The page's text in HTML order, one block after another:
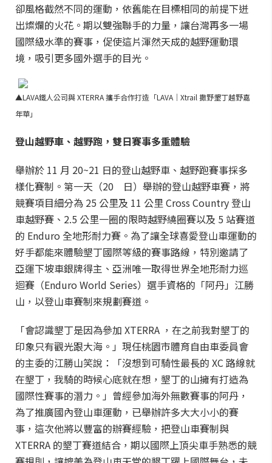
卻風格截然不同的運動，依舊能在目標相同的前提下迸
出燦爛的火花。期以雙強聯手的力量，讓台灣再多一場
國際級水準的賽事，促使這片渾然天成的越野運動環
境，吸引更多國外選手的目光。
▲LAVA鐵人公司與 XTERRA 攜手合作打造「LAVA｜Xtrail 撒野墾丁越野嘉
年華」
登山越野車、越野跑，雙日賽事多重體驗
舉辦於 11 月 20~21 日的登山越野車、越野跑賽事採多
樣化賽制。第一天（20 日）舉辦的登山越野車賽，將
競賽項目細分為 25 公里及 11 公里 Cross Country 登山
車越野賽、2.5 公里一圈的限時越野繞圈賽以及 5 站賽道
的 Enduro 全地形耐力賽。為了讓全球喜愛登山車運動的
好手都能來體驗墾丁國際等級的賽事路線，特別邀請了
亞運下坡車銀牌得主、亞洲唯一取得世界全地形耐力巡
迴賽（Enduro World Series）選手資格的「阿丹」江勝
山，以登山車賽制來規劃賽道。
「會認識墾丁是因為參加 XTERRA ，在之前我對墾丁的
印象只有觀光跟大海。」現任桃園市體育自由車委員會
的主委的江勝山笑說：「沒想到可騎性最長的 XC 路線就
在墾丁，我騎的時候心底就在想，墾丁的山擁有打造為
國際性賽事的潛力。」曾經參加海外無數賽事的阿丹，
為了推廣國內登山車運動，已舉辦許多大大小小的賽
事，這次他將以豐富的辦賽經驗，把登山車賽制與
XTERRA 的墾丁賽道結合，期以國際上頂尖車手熟悉的競